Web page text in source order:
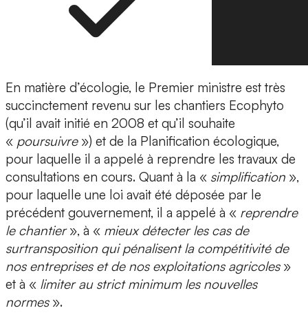
En matière d’écologie, le Premier ministre est très
succinctement revenu sur les chantiers Ecophyto
(qu’il avait initié en 2008 et qu’il souhaite
« poursuivre») et de la Planification écologique,
pour laquelle il a appelé à reprendre les travaux de
consultations en cours. Quant à la « simplification »,
pour laquelle une loi avait été déposée par le
précédent gouvernement, il a appelé à « reprendre
le chantier», à « mieux détecter les cas de
surtransposition qui pénalisent la compétitivité de
nos entreprises et de nos exploitations agricoles»
et à « limiter au strict minimum les nouvelles
normes».